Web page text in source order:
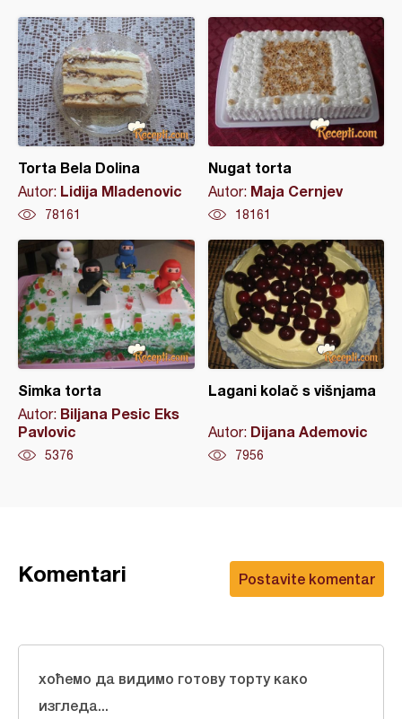
Torta Bela Dolina
Autor: Lidija Mladenovic
78161
Nugat torta
Autor: Maja Cernjev
18161
Simka torta
Autor: Biljana Pesic Eks
Pavlovic
5376
Lagani kolač s višnjama
Autor: Dijana Ademovic
7956
Postavite komentar
Komentari
хоћемо да видимо готову торту како
изгледа...